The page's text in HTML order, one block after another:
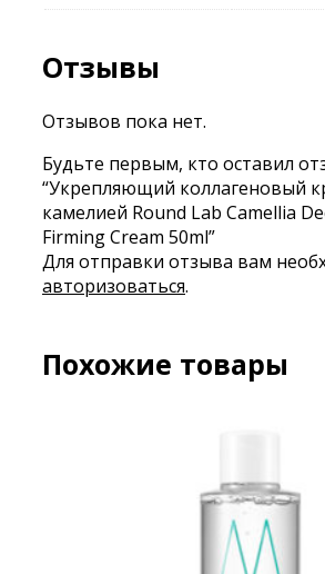
Отзывы
Отзывов пока нет.
Будьте первым, кто оставил
“Укрепляющий коллагеновый
камелией Round Lab Camellia
Firming Cream 50ml”
Для отправки отзыва вам
авторизоваться.
Похожие товары